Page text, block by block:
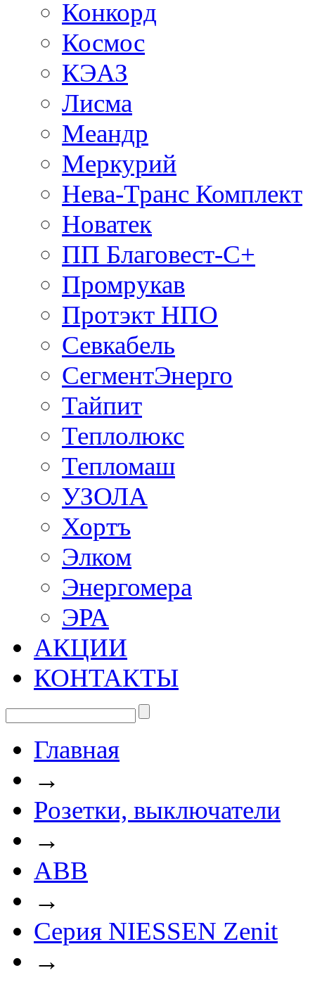
Конкорд
Космос
КЭАЗ
Лисма
Меандр
Меркурий
Нева-Транс Комплект
Новатек
ПП Благовест-С+
Промрукав
Протэкт НПО
Севкабель
СегментЭнерго
Тайпит
Теплолюкс
Тепломаш
УЗОЛА
Хортъ
Элком
Энергомера
ЭРА
АКЦИИ
КОНТАКТЫ
Главная
→
Розетки, выключатели
→
ABB
→
Серия NIESSEN Zenit
→